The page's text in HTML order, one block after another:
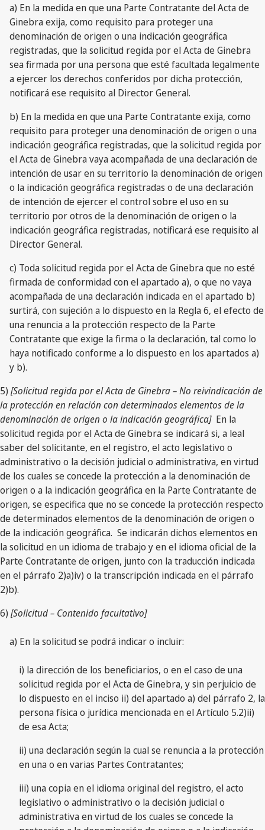
a) En la medida en que una Parte Contratante del Acta de
Ginebra exija, como requisito para proteger una
denominación de origen o una indicación geográfica
registradas, que la solicitud regida por el Acta de Ginebra
sea firmada por una persona que esté facultada legalmente
a ejercer los derechos conferidos por dicha protección,
notificará ese requisito al Director General.
b) En la medida en que una Parte Contratante exija, como
requisito para proteger una denominación de origen o una
indicación geográfica registradas, que la solicitud regida por
el Acta de Ginebra vaya acompañada de una declaración de
intención de usar en su territorio la denominación de origen
o la indicación geográfica registradas o de una declaración
de intención de ejercer el control sobre el uso en su
territorio por otros de la denominación de origen o la
indicación geográfica registradas, notificará ese requisito al
Director General.
c) Toda solicitud regida por el Acta de Ginebra que no esté
firmada de conformidad con el apartado a), o que no vaya
acompañada de una declaración indicada en el apartado b)
surtirá, con sujeción a lo dispuesto en la Regla 6, el efecto de
una renuncia a la protección respecto de la Parte
Contratante que exige la firma o la declaración, tal como lo
haya notificado conforme a lo dispuesto en los apartados a)
y b).
5) [Solicitud regida por el Acta de Ginebra – No reivindicación de
la protección en relación con determinados elementos de la
denominación de origen o la indicación geográfica]En la
solicitud regida por el Acta de Ginebra se indicará si, a leal
saber del solicitante, en el registro, el acto legislativo o
administrativo o la decisión judicial o administrativa, en virtud
de los cuales se concede la protección a la denominación de
origen o a la indicación geográfica en la Parte Contratante de
origen, se especifica que no se concede la protección respecto
de determinados elementos de la denominación de origen o
de la indicación geográfica. Se indicarán dichos elementos en
la solicitud en un idioma de trabajo y en el idioma oficial de la
Parte Contratante de origen, junto con la traducción indicada
en el párrafo 2)a)iv) o la transcripción indicada en el párrafo
2)b).
6) [Solicitud – Contenido facultativo]
a) En la solicitud se podrá indicar o incluir:
i) la dirección de los beneficiarios, o en el caso de una
solicitud regida por el Acta de Ginebra, y sin perjuicio de
lo dispuesto en el inciso ii) del apartado a) del párrafo 2, la
persona física o jurídica mencionada en el Artículo 5.2)ii)
de esa Acta;
ii) una declaración según la cual se renuncia a la protección
en una o en varias Partes Contratantes;
iii) una copia en el idioma original del registro, el acto
legislativo o administrativo o la decisión judicial o
administrativa en virtud de los cuales se concede la